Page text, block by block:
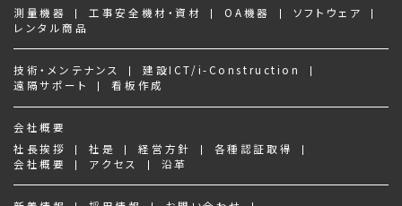
測量機器
工事安全機材・資材 OA機器
ソフトウェア
レンタル商品
技術・メンテナンス
建設ICT/i-Construction
遠隔サポート
看板作成
会社概要
社長挨拶
社是 経営方針
各種認証取得
会社概要
アクセス 沿革